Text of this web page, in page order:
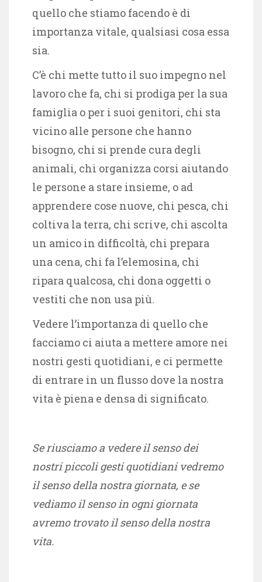
quello che stiamo facendo è di
importanza vitale, qualsiasi cosa essa
sia.
C’è chi mette tutto il suo impegno nel
lavoro che fa, chi si prodiga per la sua
famiglia o per i suoi genitori, chi sta
vicino alle persone che hanno
bisogno, chi si prende cura degli
animali, chi organizza corsi aiutando
le persone a stare insieme, o ad
apprendere cose nuove, chi pesca, chi
coltiva la terra, chi scrive, chi ascolta
un amico in difficoltà, chi prepara
una cena, chi fa l’elemosina, chi
ripara qualcosa, chi dona oggetti o
vestiti che non usa più.
Vedere l’importanza di quello che
facciamo ci aiuta a mettere amore nei
nostri gesti quotidiani, e ci permette
di entrare in un flusso dove la nostra
vita è piena e densa di significato.
Se riusciamo a vedere il senso dei
nostri piccoli gesti quotidiani vedremo
il senso della nostra giornata, e se
vediamo il senso in ogni giornata
avremo trovato il senso della nostra
vita.